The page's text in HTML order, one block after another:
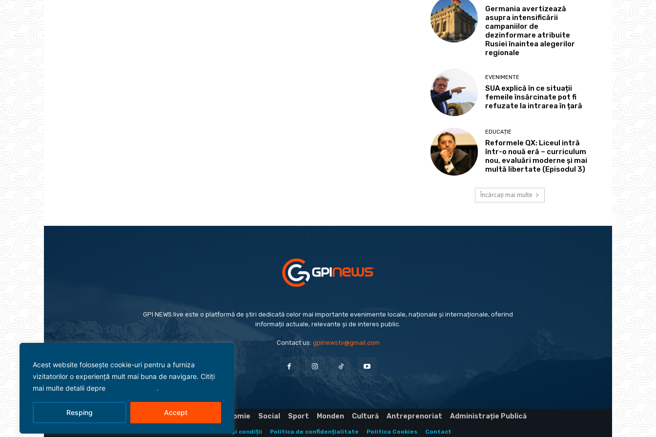
Acest website folosește cookie-uri pentru a furniza
vizitatorilor o experiență mult mai buna de navigare. Citiți
mai multe detalii depre
.
Resping Accept
Germania avertizează
asupra intensificării
campaniilor de
dezinformare atribuite
Rusiei înaintea alegerilor
regionale
EVENIMENTE
SUA explică în ce situații
femeile însărcinate pot fi
refuzate la intrarea în țară
EDUCAȚIE
Reformele QX: Liceul intră
într-o nouă eră – curriculum
nou, evaluări moderne și mai
multă libertate (Episodul 3)
Încărcați mai multe
GPI NEWS.live este o platformă de știri dedicată celor mai importante evenimente locale, naționale și internaționale, oferind
informații actuale, relevante și de interes public.
Contact us: gpinewstv@gmail.com
Evenimente Politică Economie Social Sport Monden Cultură Antreprenoriat Administrație Publică
Termeni și condiții Politica de confidențialitate Politica Cookies Contact